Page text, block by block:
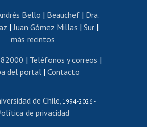
Editar páginas blancas
Extranjeras/os
y reconocimiento de títulos
Programa de Movilidad Estudiantil
Cursos de español
Bello | Beauchef| Dra.
| Juan Gómez Millas | Sur |
más recintos
| Teléfonos y correos |
del portal| Contacto
de Chile , 1994-2026 -
de privacidad